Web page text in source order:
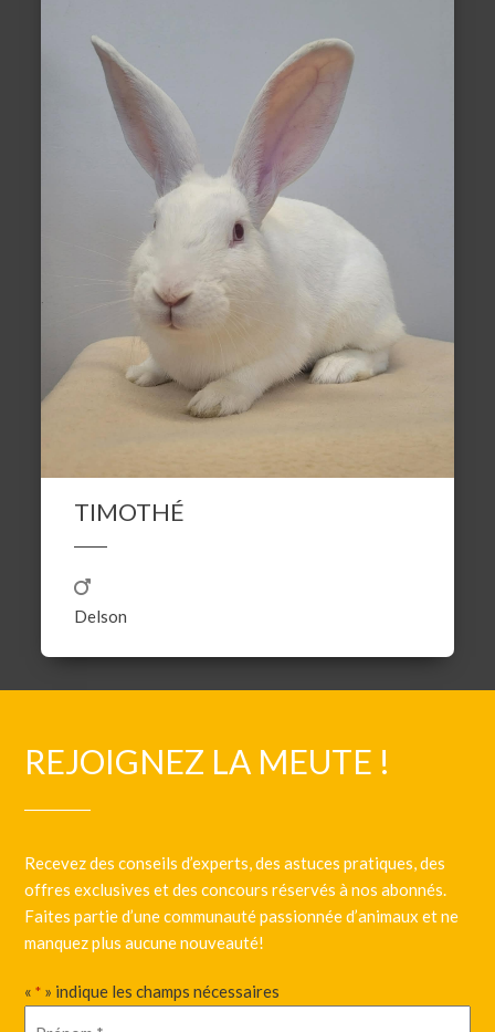
TIMOTHÉ
Delson
REJOIGNEZ LA MEUTE !
Recevez des conseils d’experts, des astuces pratiques, des
offres exclusives et des concours réservés à nos abonnés.
Faites partie d’une communauté passionnée d’animaux et ne
manquez plus aucune nouveauté!
«* » indique les champs nécessaires